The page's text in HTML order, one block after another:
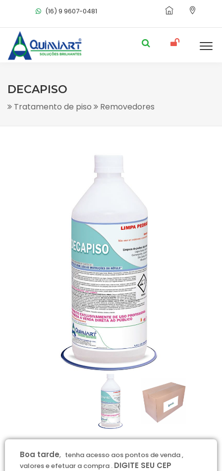
(16) 9 9607-0481
DECAPISO
Tratamento de piso Removedores
Boa tarde, tenha acesso aos pontos de venda ,
valores e efetuar a compra . DIGITE SEU CEP